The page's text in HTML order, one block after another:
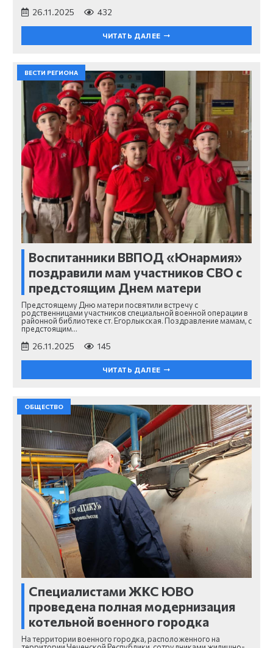
26.11.2025 432
ЧИТАТЬ ДАЛЕЕ
ВЕСТИ РЕГИОНА
Воспитанники ВВПОД «Юнармия»
поздравили мам участников СВО с
предстоящим Днем матери
Предстоящему Дню матери посвятили встречу с
родственницами участников специальной военной операции в
районной библиотеке ст. Егорлыкская. Поздравление мамам, с
предстоящим…
26.11.2025 145
ЧИТАТЬ ДАЛЕЕ
ОБЩЕСТВО
Специалистами ЖКС ЮВО
проведена полная модернизация
котельной военного городка
На территории военного городка, расположенного на